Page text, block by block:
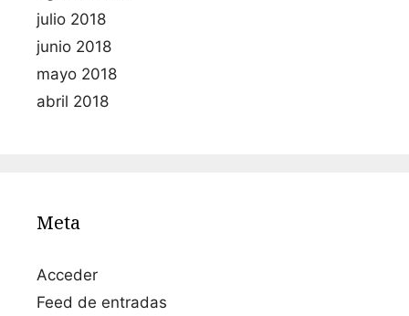
julio 2018
junio 2018
mayo 2018
abril 2018
Meta
Acceder
Feed de entradas